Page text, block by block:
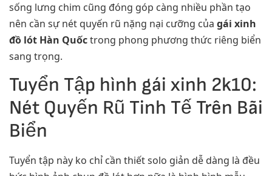
sống lưng chim cũng đóng góp càng nhiều phần tạo
nên cần sự nét quyến rũ nặng nại cưỡng của gái xinh
đồ lót Hàn Quốctrong phong phương thức riêng biển
sang trọng.
Tuyển Tập hình gái xinh 2k10:
Nét Quyến Rũ Tinh Tế Trên Bãi
Biển
Tuyển tập này ko chỉ cần thiết solo giản dễ dàng là đều